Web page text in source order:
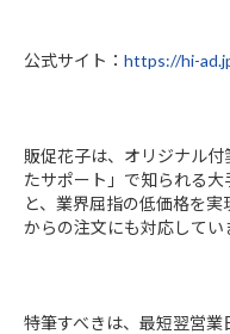
公式サイト： https://hi-
販促花子は、オリジナル
たサポート」で知られる
と、業界屈指の低価格を実
からの注文にも対応してい
特筆すべきは、最短翌営